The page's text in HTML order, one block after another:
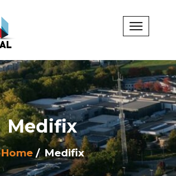
Medifix
Home Medifix